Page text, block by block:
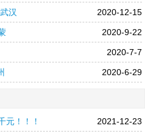
2020-12-15
汉
2020-9-22
2020-7-7
2020-6-29
2021-12-23
元！！！